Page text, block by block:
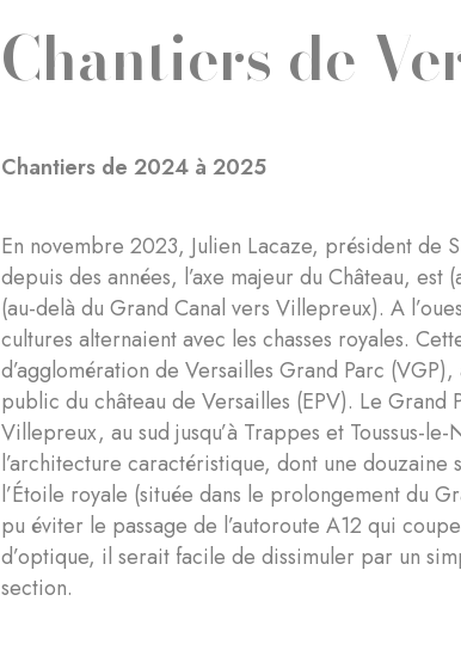
Chantiers de
Chantiers de 2024 à 2025
En novembre 2023, Julien Lacaze, président de
depuis des années, l’axe majeur du Château,
(au-delà du Grand Canal vers Villepreux). A
cultures alternaient avec les chasses royales.
d’agglomération de Versailles Grand Parc
public du château de Versailles (EPV). Le Grand
Villepreux, au sud jusqu’à Trappes et Toussus-
l’architecture caractéristique, dont une
l’Étoile royale (située dans le prolongement du
pu éviter le passage de l’autoroute A12 qui
d’optique, il serait facile de dissimuler par un
section.